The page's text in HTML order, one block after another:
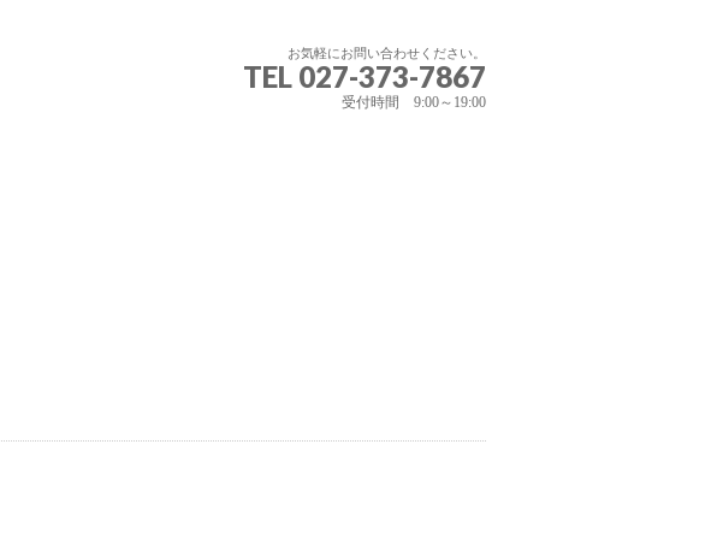
お気軽にお問い合わせください。
TEL 027-373-7867
受付時間 9:00～19:00